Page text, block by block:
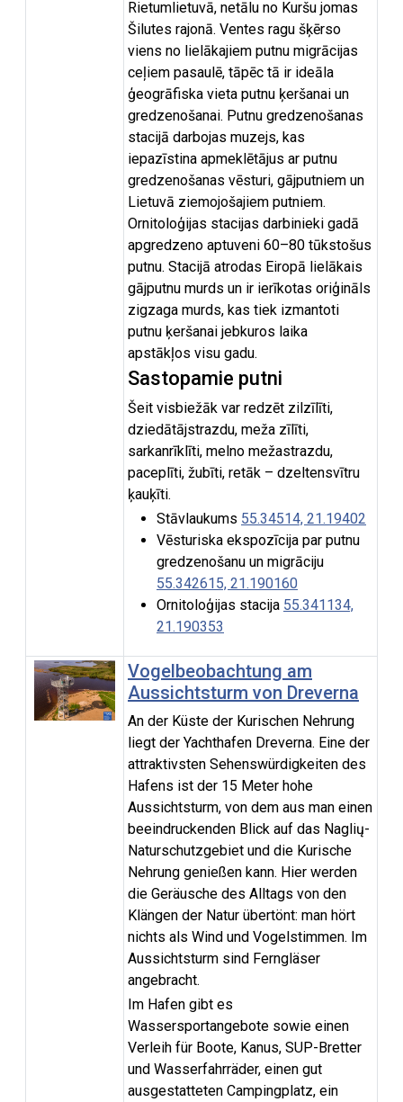
Rietumlietuvā, netālu no Kuršu jomas
Šilutes rajonā. Ventes ragu šķērso
viens no lielākajiem putnu migrācijas
ceļiem pasaulē, tāpēc tā ir ideāla
ģeogrāfiska vieta putnu ķeršanai un
gredzenošanai. Putnu gredzenošanas
stacijā darbojas muzejs, kas
iepazīstina apmeklētājus ar putnu
gredzenošanas vēsturi, gājputniem un
Lietuvā ziemojošajiem putniem.
Ornitoloģijas stacijas darbinieki gadā
apgredzeno aptuveni 60–80 tūkstošus
putnu. Stacijā atrodas Eiropā lielākais
gājputnu murds un ir ierīkotas oriģināls
zigzaga murds, kas tiek izmantoti
putnu ķeršanai jebkuros laika
apstākļos visu gadu.
Sastopamie putni
Šeit visbiežāk var redzēt zilzīlīti,
dziedātājstrazdu, meža zīlīti,
sarkanrīklīti, melno mežastrazdu,
paceplīti, žubīti, retāk – dzeltensvītru
ķauķīti.
Stāvlaukums 55.34514, 21.19402
Vēsturiska ekspozīcija par putnu
gredzenošanu un migrāciju
55.342615, 21.190160
Ornitoloģijas stacija 55.341134,
21.190353
Vogelbeobachtung am
Aussichtsturm von Dreverna
An der Küste der Kurischen Nehrung
liegt der Yachthafen Dreverna. Eine der
attraktivsten Sehenswürdigkeiten des
Hafens ist der 15 Meter hohe
Aussichtsturm, von dem aus man einen
beeindruckenden Blick auf das Naglių-
Naturschutzgebiet und die Kurische
Nehrung genießen kann. Hier werden
die Geräusche des Alltags von den
Klängen der Natur übertönt: man hört
nichts als Wind und Vogelstimmen. Im
Aussichtsturm sind Ferngläser
angebracht.
Im Hafen gibt es
Wassersportangebote sowie einen
Verleih für Boote, Kanus, SUP-Bretter
und Wasserfahrräder, einen gut
ausgestatteten Campingplatz, ein